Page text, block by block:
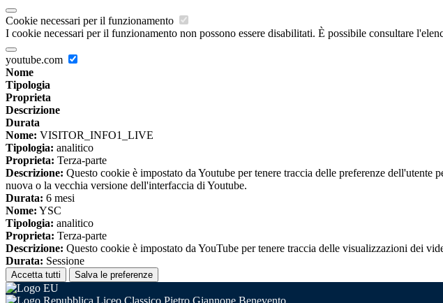
Cookie necessari per il funzionamento
I cookie necessari per il funzionamento non possono essere disabilitati. È possibile consultare
youtube.com
Nome
Tipologia
Proprieta
Descrizione
Durata
Nome: VISITOR_INFO1_LIVE
Tipologia: analitico
Proprieta: Terza-parte
Descrizione: Questo cookie è impostato da Youtube per tenere traccia delle preferenze
nuova o la vecchia versione dell'interfaccia di Youtube.
Durata: 6 mesi
Nome: YSC
Tipologia: analitico
Proprieta: Terza-parte
Descrizione: Questo cookie è impostato da YouTube per tenere traccia delle visualizzazioni dei
Durata: Sessione
Accetta tutti Salva le preferenze
Liceo Classico Pietro Giannone Benevento